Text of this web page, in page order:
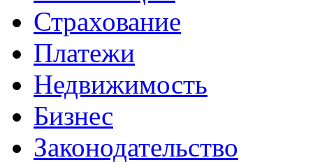
Страхование
Платежи
Недвижимость
Бизнес
Законодательство